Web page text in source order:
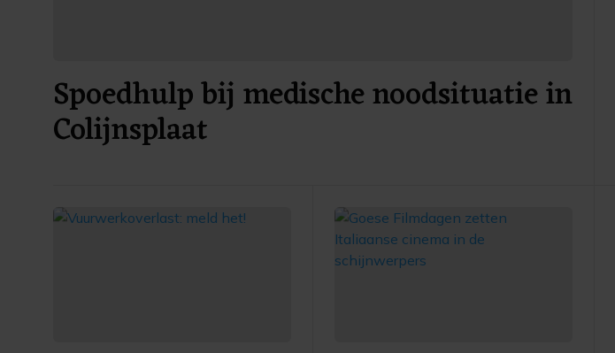
Spoedhulp bij medische noodsituatie in
Colijnsplaat